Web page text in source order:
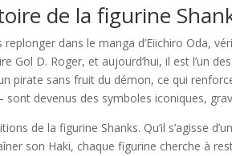
de la figurine
replonger dans le manga d’Eiichiro Oda,
Gol D. Roger, et aujourd’hui, il est l’un
pirate sans fruit du démon, ce qui
devenus des symboles iconiques,
de la figurine Shanks. Qu’il s’agisse
son Haki, chaque figurine cherche à